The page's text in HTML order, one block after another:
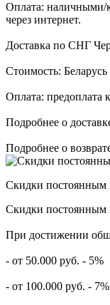
Оплата: наличными/
через интернет.
Доставка по СНГ
Стоимость:
Оплата: предоплата
Подробнее о
Подробнее о
Скидки постоянным
Скидки постоянным
При достижении
- от 50.000 руб. - 5%
- от 100.000 руб. - 7%